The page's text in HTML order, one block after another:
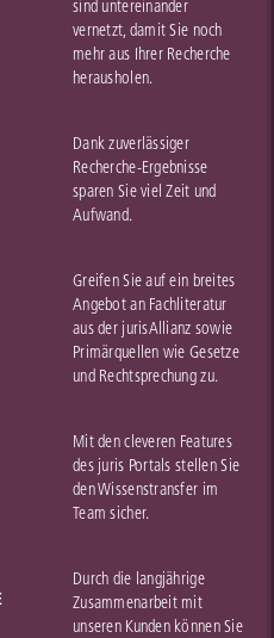
sind untereinander
vernetzt, damit Sie noch
mehr aus Ihrer Recherche
herausholen.
Dank zuverlässiger
Recherche-Ergebnisse
sparen Sie viel Zeit und
Aufwand.
Greifen Sie auf ein breites
Angebot an Fachliteratur
aus der jurisAllianz sowie
Primärquellen wie Gesetze
und Rechtsprechung zu.
Mit den cleveren Features
des juris Portals stellen Sie
den Wissenstransfer im
Team sicher.
Durch die langjährige
Zusammenarbeit mit
unseren Kunden können Sie